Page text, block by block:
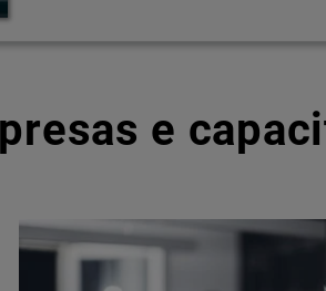
e